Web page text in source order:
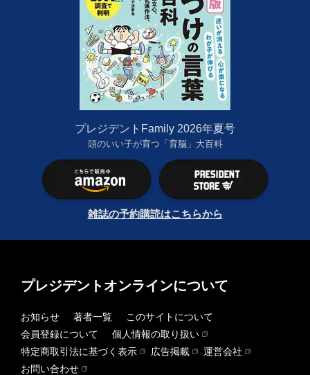
プレジデントFamily 2026年夏号
頭のいい子が育つ「育脳」大百科
雑誌の予約購読はこちらから
プレジデントオンラインについて
お知らせ 著者一覧
このサイトについて
会員登録について
個人情報の取り扱い
特定商取引法に基づく表示
広告掲載
運営会社
お問い合わせ